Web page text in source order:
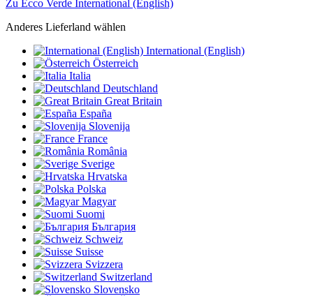
Zu Ecco Verde International (English)
Anderes Lieferland wählen
International (English)
Österreich
Italia
Deutschland
Great Britain
España
Slovenija
France
România
Sverige
Hrvatska
Polska
Magyar
Suomi
България
Schweiz
Suisse
Svizzera
Switzerland
Slovensko